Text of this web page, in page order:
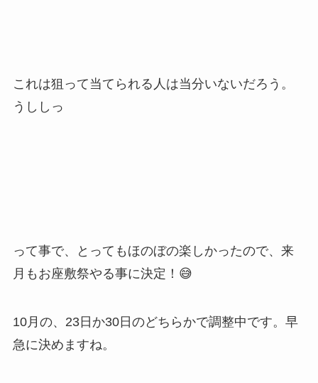
これは狙って当てられる人は当分いないだろう。
うししっ
って事で、とってもほのぼの楽しかったので、来
月もお座敷祭やる事に決定！😅
10月の、23日か30日のどちらかで調整中です。早
急に決めますね。